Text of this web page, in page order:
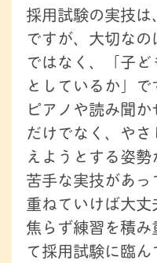
採用試験の実技
ですが、大切なの
ではなく、「子
としているか」で
ピアノや読み聞
だけでなく、や
えようとする姿勢
苦手な実技があ
重ねていけば大丈
焦らず練習を積
て採用試験に臨ん